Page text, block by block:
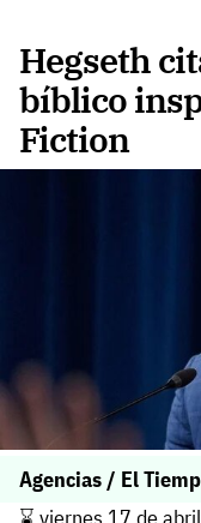
Hegseth
bíblico
Fiction
Agencias / El